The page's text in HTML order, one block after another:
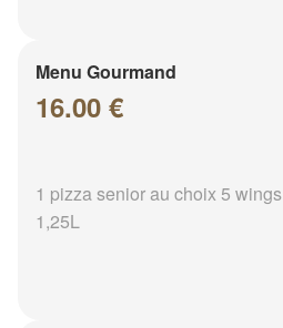
Menu Gourmand
16.00 €
1 pizza senior au choix 5
1,25L